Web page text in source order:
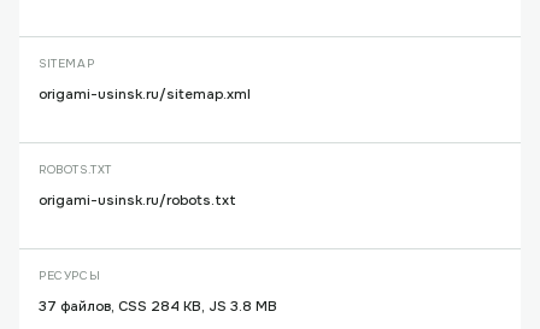
SITEMAP
origami-usinsk.ru/sitemap.xml
ROBOTS.TXT
origami-usinsk.ru/robots.txt
РЕСУРСЫ
37 файлов, CSS 284 KB, JS 3.8 MB